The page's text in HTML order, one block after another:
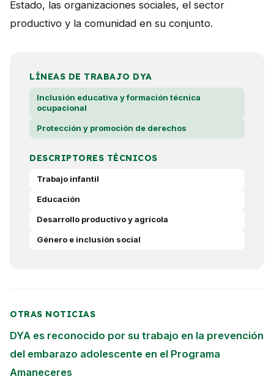
Estado, las organizaciones sociales, el sector
productivo y la comunidad en su conjunto.
LÍNEAS DE TRABAJO DYA
Inclusión educativa y formación técnica
ocupacional
Protección y promoción de derechos
DESCRIPTORES TÉCNICOS
Trabajo infantil
Educación
Desarrollo productivo y agrícola
Género e inclusión social
OTRAS NOTICIAS
DYA es reconocido por su trabajo en la prevención
del embarazo adolescente en el Programa
Amaneceres